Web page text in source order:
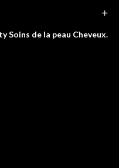
Soins de la peau Cheveux.